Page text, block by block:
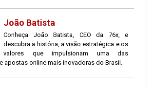
João Batista
Conheça João Batista, CEO da 76x, e
descubra a história, a visão estratégica e os
valores que impulsionam uma das
apostas online mais inovadoras do Brasil.